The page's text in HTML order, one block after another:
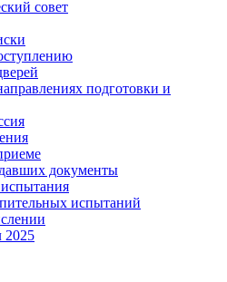
совет
подготовки и
документы
испытаний
2025